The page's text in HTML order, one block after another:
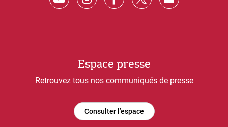
Espace presse
Retrouvez tous nos communiqués de presse
Consulter l’espace